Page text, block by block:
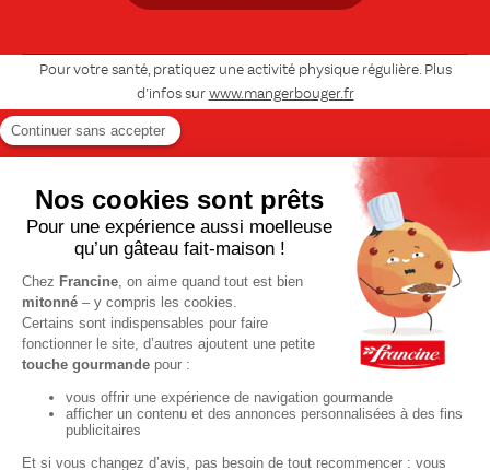
Pour votre santé, pratiquez une activité physique régulière. Plus
d’infos sur www.mangerbouger.fr